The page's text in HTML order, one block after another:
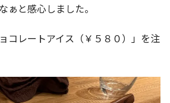
ぁと感心しました。
コレートアイス（￥５８０）」を注